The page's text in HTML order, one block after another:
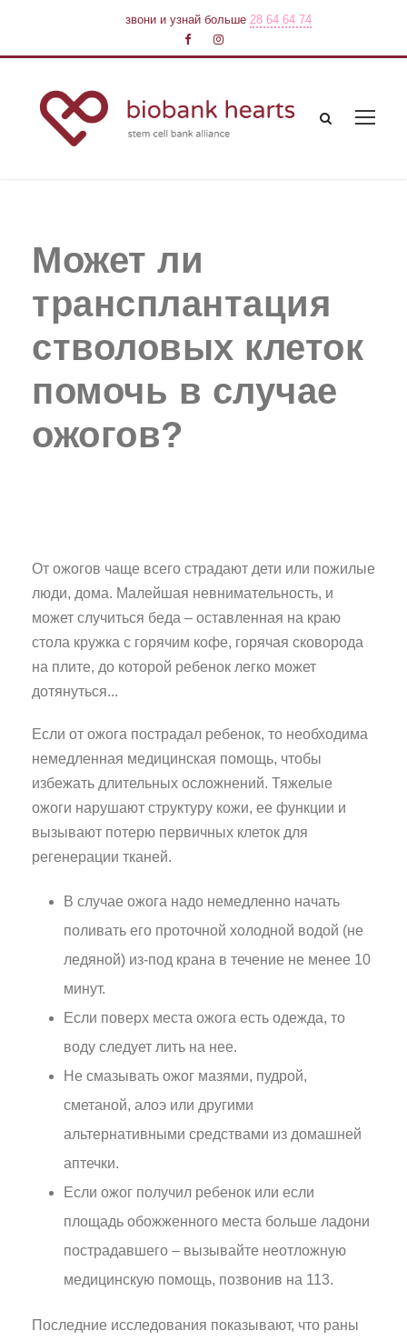
звони и узнай больше28 64 64 74
Может ли
трансплантация
стволовых клеток
помочь в случае
ожогов?
От ожогов чаще всего страдают дети или пожилые
люди, дома. Малейшая невнимательность, и
может случиться беда – оставленная на краю
стола кружка с горячим кофе, горячая сковорода
на плите, до которой ребенок легко может
дотянуться...
Если от ожога пострадал ребенок, то необходима
немедленная медицинская помощь, чтобы
избежать длительных осложнений. Тяжелые
ожоги нарушают структуру кожи, ее функции и
вызывают потерю первичных клеток для
регенерации тканей.
В случае ожога надо немедленно начать
поливать его проточной холодной водой (не
ледяной) из-под крана в течение не менее 10
минут.
Если поверх места ожога есть одежда, то
воду следует лить на нее.
Не смазывать ожог мазями, пудрой,
сметаной, алоэ или другими
альтернативными средствами из домашней
аптечки.
Если ожог получил ребенок или если
площадь обожженного места больше ладони
пострадавшего – вызывайте неотложную
медицинскую помощь, позвонив на 113.
Последние исследования показывают, что раны